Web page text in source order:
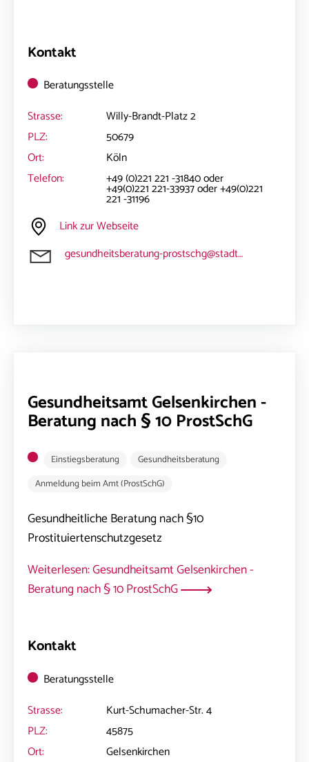
Kontakt
Beratungsstelle
Strasse:
Willy-Brandt-Platz 2
PLZ:
50679
Ort:
Köln
Telefon:
+49 (0)221 221 -31840 oder
+49(0)221 221-33937 oder +49(0)221
221 -31196
Link zur Webseite
gesundheitsberatung-prostschg@stadt-koeln.de
Gesundheitsamt Gelsenkirchen -
Beratung nach § 10 ProstSchG
Einstiegsberatung
Gesundheitsberatung
Anmeldung beim Amt (ProstSchG)
Gesundheitliche Beratung nach §10
Prostituiertenschutzgesetz
Weiterlesen: Gesundheitsamt Gelsenkirchen -
Beratung nach § 10 ProstSchG
Kontakt
Beratungsstelle
Strasse:
Kurt-Schumacher-Str. 4
PLZ:
45875
Ort:
Gelsenkirchen